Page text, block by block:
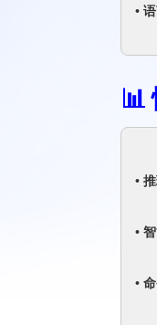
•
📊
•
•
•